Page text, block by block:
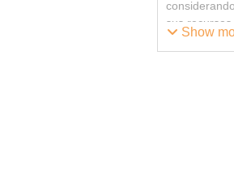
sus
Show